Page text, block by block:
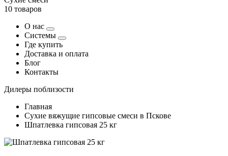
10 товаров
О нас
Системы
Где купить
Доставка и оплата
Блог
Контакты
Дилеры поблизости
Главная
Сухие вяжущие гипсовые смеси в Пскове
Шпатлевка гипсовая 25 кг